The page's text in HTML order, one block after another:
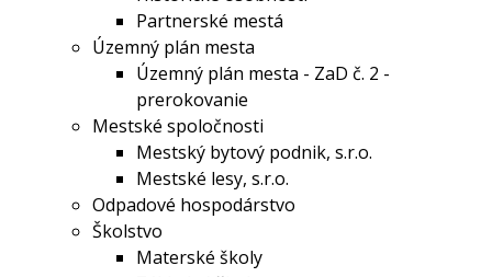
Partnerské mestá
Územný plán mesta
Územný plán mesta - ZaD č. 2 -
prerokovanie
Mestské spoločnosti
Mestský bytový podnik, s.r.o.
Mestské lesy, s.r.o.
Odpadové hospodárstvo
Školstvo
Materské školy